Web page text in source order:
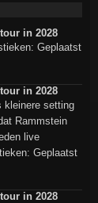
in 2028
Geplaatst
in 2028
kleinere setting
Rammstein
live
Geplaatst
in 2028